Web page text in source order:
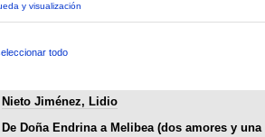
y visualización
todo
Nieto Jiménez, Lidio
De Doña Endrina a Melibea (dos amores y una